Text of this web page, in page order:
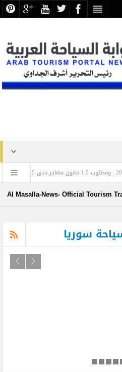
عزاء واجب .. في
أدخل اللغة العربية إلى روسيا
Al Masalla-News- Official Tourism
سوريا